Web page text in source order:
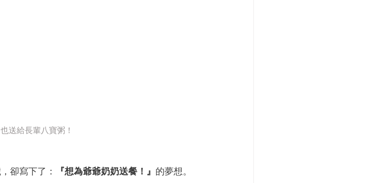
送給長輩八寶粥！
卻寫下了： 『想為爺爺奶奶送餐！』 的夢想。